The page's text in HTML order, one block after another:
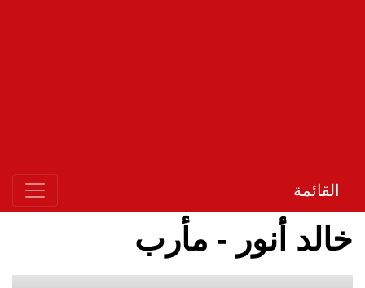
القائمة
خالد أنور - مأرب